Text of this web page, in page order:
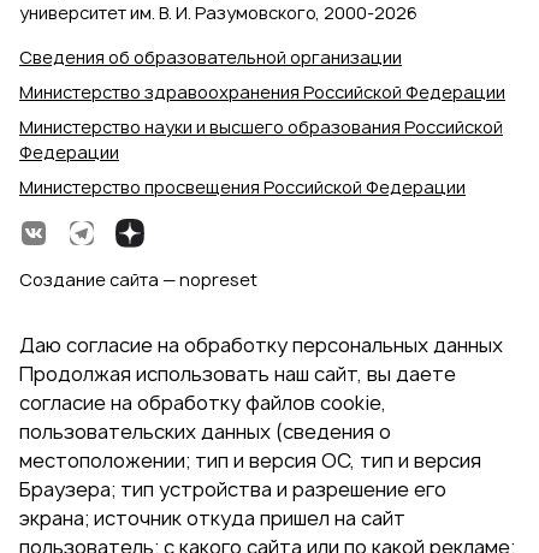
Сведения об образовательной организации
Министерство здравоохранения Российской Федерации
Министерство науки и высшего образования Российской
Федерации
Министерство просвещения Российской Федерации
университет им. В. И. Разумовского, 2000‑2026
Создание сайта — nopreset
Даю согласие на обработку персональных данных
Продолжая использовать наш сайт, вы даете
согласие на обработку файлов cookie,
пользовательских данных (сведения о
местоположении; тип и версия ОС, тип и версия
Браузера; тип устройства и разрешение его
экрана; источник откуда пришел на сайт
пользователь; с какого сайта или по какой рекламе;